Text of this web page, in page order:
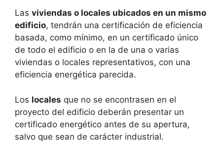
Las viviendas o locales ubicados en un mismo
edificio, tendrán una certificación de eficiencia
basada, como mínimo, en un certificado único
de todo el edificio o en la de una o varias
viviendas o locales representativos, con una
eficiencia energética parecida.
Los locales que no se encontrasen en el
proyecto del edificio deberán presentar un
certificado energético antes de su apertura,
salvo que sean de carácter industrial.